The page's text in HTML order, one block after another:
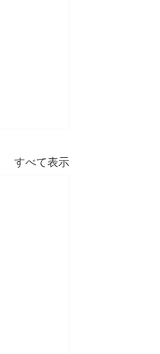
すべて表示